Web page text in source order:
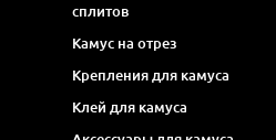
сплитов
Камус на отрез
Крепления для камуса
Клей для камуса